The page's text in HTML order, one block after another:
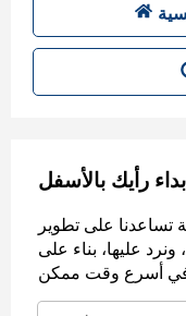
رأيك بالأسفل
تساعدنا على تطوير
عليها، بناء على